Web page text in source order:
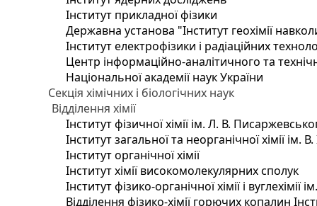
Інститут прикладної фізики
Державна установа "Інститут геохімії
Інститут електрофізики і радіаційних
Центр інформаційно-аналітичного та
Національної академії наук України
Секція хімічних і біологічних наук
Відділення хімії
Інститут фізичної хімії ім. Л. В.
Інститут загальної та неорганічної хімії ім.
Інститут органічної хімії
Інститут хімії високомолекулярних сполук
Інститут фізико-органічної хімії і
Відділення фізико-хімії горючих копалин